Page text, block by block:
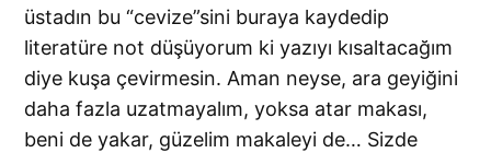
üstadın bu “cevize”sini buraya kaydedip
literatüre not düşüyorum ki yazıyı kısaltacağım
diye kuşa çevirmesin. Aman neyse, ara geyiğini
daha fazla uzatmayalım, yoksa atar makası,
beni de yakar, güzelim makaleyi de… Sizde